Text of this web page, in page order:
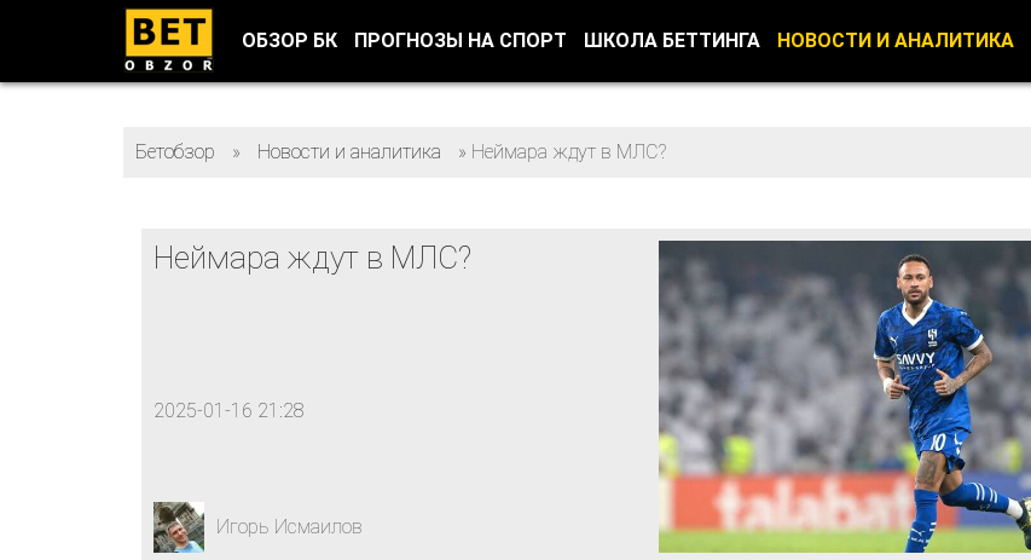
ОБЗОР БК ПРОГНОЗЫ НА СПОРТ ШКОЛА БЕТТИНГА НОВОСТИ И АНАЛИТИКА
Бетобзор » Новости и аналитика » Неймара ждут в МЛС?
Неймара ждут в МЛС?
2025-01-16 21:28
Игорь Исмаилов